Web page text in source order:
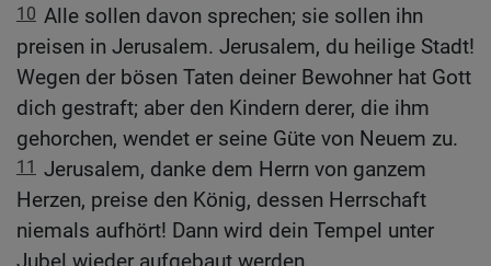
10 Alle sollen davon sprechen; sie sollen ihn
preisen in Jerusalem. Jerusalem, du heilige Stadt!
Wegen der bösen Taten deiner Bewohner hat Gott
dich gestraft; aber den Kindern derer, die ihm
gehorchen, wendet er seine Güte von Neuem zu.
11 Jerusalem, danke dem Herrn von ganzem
Herzen, preise den König, dessen Herrschaft
niemals aufhört! Dann wird dein Tempel unter